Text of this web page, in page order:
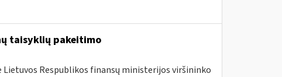
taisyklių pakeitimo
Lietuvos Respublikos finansų ministerijos viršininko